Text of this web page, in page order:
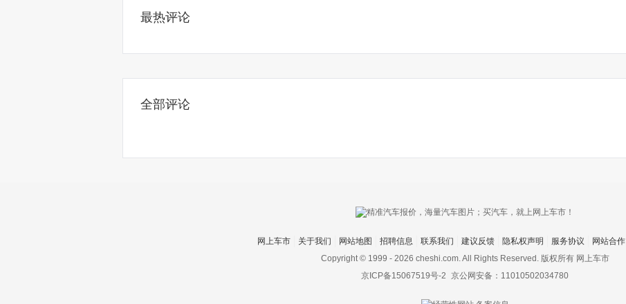
最热评论
全部评论
网上车市 关于我们 网站地图 招聘信息 联系我们 建议反馈 隐私权声明 服务协议 网站合作
Copyright © 1999 - 2026 cheshi.com. All Rights Reserved. 版权所有 网上车市
京ICP备15067519号-2 京公网安备：11010502034780